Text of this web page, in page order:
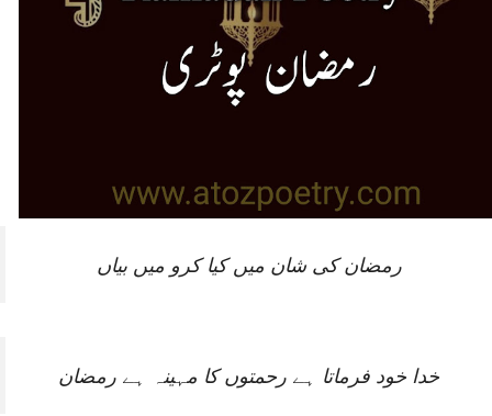
رمضان کی شان میں کیا کرو میں بیاں
خدا خود فرماتا ہے رحمتوں کا مہینہ ہے رمضان